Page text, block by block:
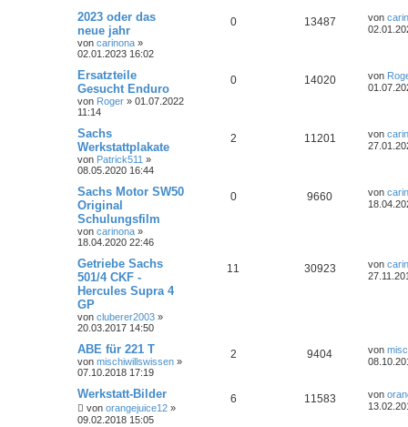
2023 oder das
neue jahr
von carinona »
02.01.2023 16:02
0 13487 von
Ersatzteile
Gesucht Enduro
von Roger » 01.07.2022
11:14
0 14020 von
Sachs
Werkstattplakate
von Patrick511 »
08.05.2020 16:44
2 11201 von
Sachs Motor SW50
Original
Schulungsfilm
von carinona »
18.04.2020 22:46
0 9660 von
Getriebe Sachs
501/4 CKF -
Hercules Supra 4
GP
von cluberer2003 »
20.03.2017 14:50
11 30923 von
ABE für 221 T
von mischiwillswissen »
07.10.2018 17:19
2 9404 von
Werkstatt-Bilder
von orangejuice12 »
09.02.2018 15:05
6 11583 von